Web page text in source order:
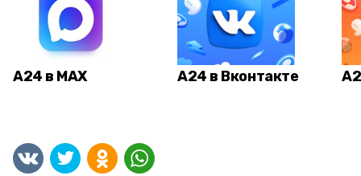
А24 в MAX А24 в Вконтакте